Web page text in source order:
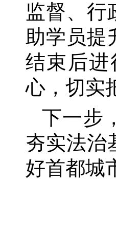
监督、行
助学员提
结束后
心，切实
下一步
夯实法治
好首都城